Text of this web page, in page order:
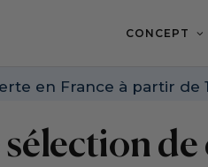
CONCEPT
en France à partir de
de